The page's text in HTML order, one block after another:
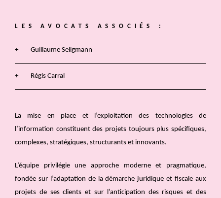
La mise en place et l’exploitation des technologies de
l’information constituent des projets toujours plus spécifiques,
complexes, stratégiques, structurants et innovants.
L’équipe privilégie une approche moderne et pragmatique,
fondée sur l’adaptation de la démarche juridique et fiscale aux
projets de ses clients et sur l’anticipation des risques et des
LES AVOCATS ASSOCIÉS :
Guillaume Seligmann
Régis Carral